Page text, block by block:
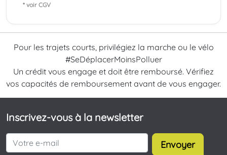
* voir CGV
Pour les trajets courts, privilégiez la marche ou le vélo
#SeDéplacerMoinsPolluer
Un crédit vous engage et doit être remboursé. Vérifiez
vos capacités de remboursement avant de vous engager.
Inscrivez-vous à la newsletter
Envoyer